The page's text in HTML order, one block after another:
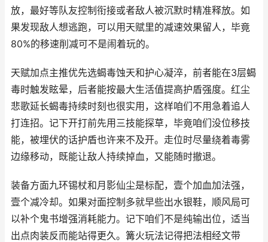
放，最好等队友控制衔接或者敌人被沉默时精准释放。如
果发现敌人想逃跑，可以用天赋里的减速效果留人，毕竟
80%的移速削减可不是闹着玩的。
天赋加点主推优先选蝎毒蚀天和护心凝淬，前者能在3层蝎
毒时触发眩晕，后者能按最大生活值提高护盾强度。红尘
悲歌延长蝎毒持续时刻也很实用，这样咱们不用急着追人
打连招。记下开打前先用三技能探草，毕竟咱们没位移技
能，被埋伏的话护盾也许来不及开。走位时尽量绕着毒雾
边缘移动，既能让敌人持续掉血，又能随时撤退。
装备方面九环锡杖和月影仙尘是标配，壹个加血加法强，
壹个减冷却。如果对面控制多就早些出水银鞋，顺风局可
以补个鬼书增强消耗能力。记下咱们不是纯输出位，适当
出点肉装反而能站得更久。篝火玩法记得把法相经文带